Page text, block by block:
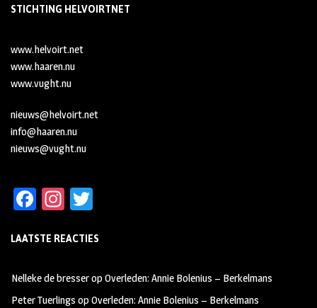
STICHTING HELVOIRTNET
www.helvoirt.net
www.haaren.nu
www.vught.nu
nieuws@helvoirt.net
info@haaren.nu
nieuws@vught.nu
Fa
b
oo
k
In
ag
m
tt
LAATSTE REACTIES
Nelleke de bresseropOverleden: Annie Bolenius – Berkelmans
Peter Tuerlings opOverleden: Annie Bolenius – Berkelmans